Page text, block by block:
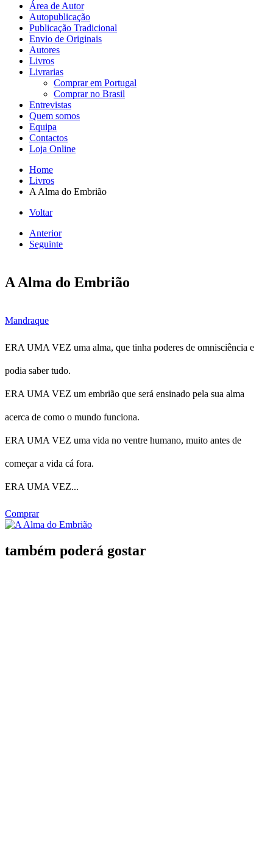
Área de Autor
Autopublicação
Publicação Tradicional
Envio de Originais
Autores
Livros
Livrarias
Comprar em Portugal
Comprar no Brasil
Entrevistas
Quem somos
Equipa
Contactos
Loja Online
Home
Livros
A Alma do Embrião
Voltar
Anterior
Seguinte
A Alma do Embrião
Mandraque
ERA UMA VEZ uma alma, que tinha poderes de omnisciência e
podia saber tudo.
ERA UMA VEZ um embrião que será ensinado pela sua alma
acerca de como o mundo funciona.
ERA UMA VEZ uma vida no ventre humano, muito antes de
começar a vida cá fora.
ERA UMA VEZ...
Comprar
também poderá gostar